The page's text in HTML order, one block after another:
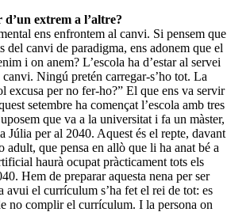
extrem a l’altre?
ens enfrontem al canvi. Si pensem que
del canvi de paradigma, ens adonem que el
i on anem? L’escola ha d’estar al servei
Ningú pretén carregar-s’ho tot. La
excusa per no fer-ho?” El que ens va servir
setembre ha començat l’escola amb tres
que va a la universitat i fa un màster,
Júlia per al 2040. Aquest és el repte, davant
adult, que pensa en allò que li ha anat bé a
haurà ocupat pràcticament tots els
Hem de preparar aquesta nena per ser
avui el currículum s’ha fet el rei de tot: es
no complir el currículum. I la persona on